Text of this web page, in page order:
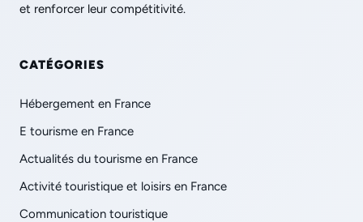
et renforcer leur compétitivité.
CATÉGORIES
Hébergement en France
E tourisme en France
Actualités du tourisme en France
Activité touristique et loisirs en France
Communication touristique